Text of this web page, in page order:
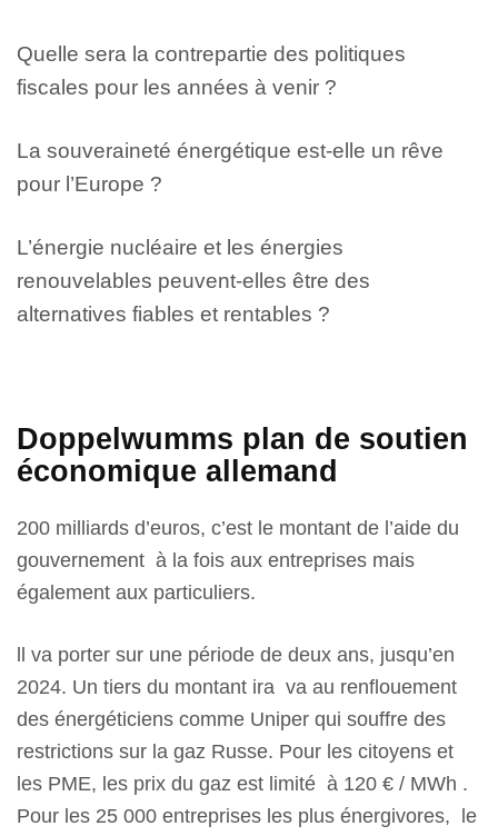
Quelle sera la contrepartie des politiques
fiscales pour les années à venir ?
La souveraineté énergétique est-elle un rêve
pour l’Europe ?
L’énergie nucléaire et les énergies
renouvelables peuvent-elles être des
alternatives fiables et rentables ?
Doppelwumms plan de soutien
économique allemand
200 milliards d’euros, c’est le montant de l’aide du
gouvernement à la fois aux entreprises mais
également aux particuliers.
ll va porter sur une période de deux ans, jusqu’en
2024. Un tiers du montant ira va au renflouement
des énergéticiens comme Uniper qui souffre des
restrictions sur la gaz Russe. Pour les citoyens et
les PME, les prix du gaz est limité à 120 € / MWh .
Pour les 25 000 entreprises les plus énergivores, le